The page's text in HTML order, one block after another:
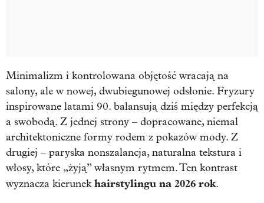
Minimalizm i kontrolowana objętość wracają na
salony, ale w nowej, dwubiegunowej odsłonie. Fryzury
inspirowane latami 90. balansują dziś między perfekcją
a swobodą. Z jednej strony – dopracowane, niemal
architektoniczne formy rodem z pokazów mody. Z
drugiej – paryska nonszalancja, naturalna tekstura i
włosy, które „żyją” własnym rytmem. Ten kontrast
wyznacza kierunekhairstylingu na 2026 rok.